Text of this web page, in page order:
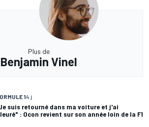
Plus de
Benjamin Vinel
14 j
suis retourné dans ma voiture et j'ai
: Ocon revient sur son année loin de la F1